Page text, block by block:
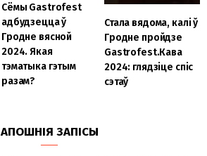
Сёмы Gastrofest
адбудзецца ў
Гродне вясной
2024. Якая
тэматыка гэтым
разам?
Стала вядома, калі ў
Гродне пройдзе
Gastrofest.Кава
2024: глядзіце спіс
сэтаў
АПОШНІЯ ЗАПІСЫ